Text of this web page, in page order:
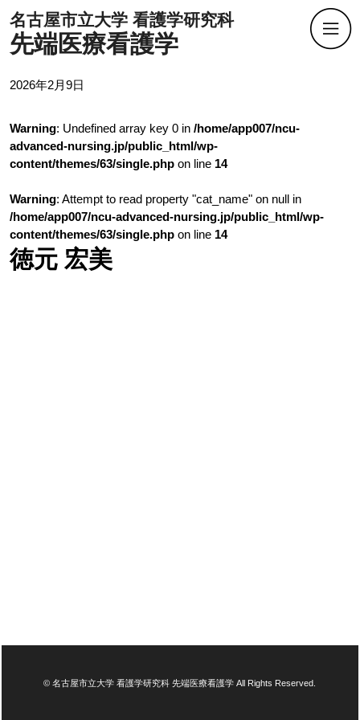
名古屋市立大学 看護学研究科
先端医療看護学
2026年2月9日
Warning: Undefined array key 0 in/home/app007/ncu-
advanced-nursing.jp/public_html/wp-
content/themes/63/single.php on line 14
Warning: Attempt to read property "cat_name" on null in
/home/app007/ncu-advanced-nursing.jp/public_html/wp-
content/themes/63/single.php on line 14
徳元 宏美
© 名古屋市立大学 看護学研究科 先端医療看護学 All Rights Reserved.